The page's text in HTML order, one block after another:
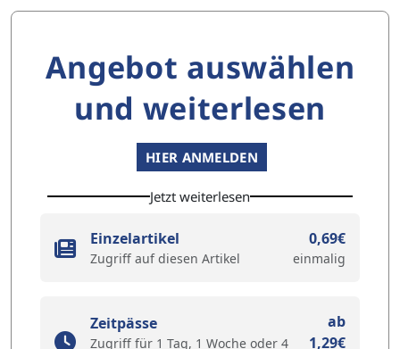
Angebot auswählen
und weiterlesen
HIER ANMELDEN
Jetzt weiterlesen
Einzelartikel
Zugriff auf diesen Artikel
0,69€
einmalig
Zeitpässe
Zugriff für 1 Tag, 1 Woche oder 4
ab
1,29€